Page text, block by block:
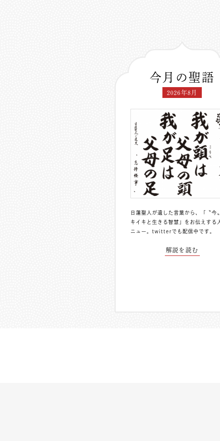
今月の聖語
2026年8月
日蓮聖人が遺した言葉から、「〝今
キイキと生きる智慧」をお伝えする
ニュー。 twitterでも配信中 です。
解説を読む